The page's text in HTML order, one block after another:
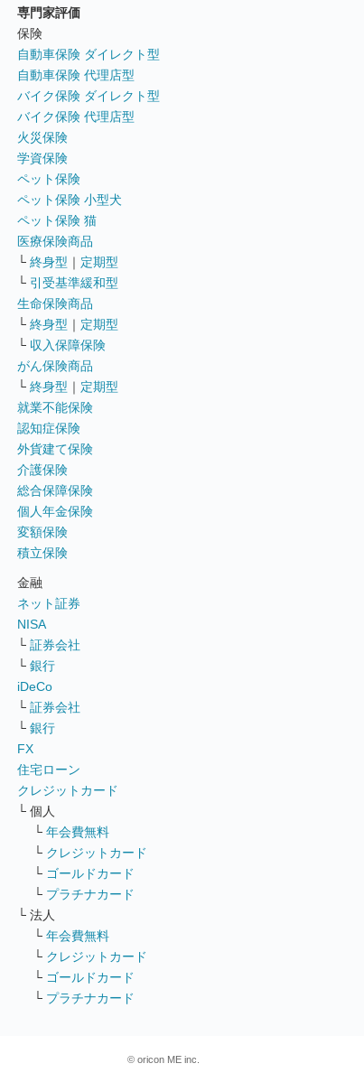
専門家評価
保険
自動車保険 ダイレクト型
自動車保険 代理店型
バイク保険 ダイレクト型
バイク保険 代理店型
火災保険
学資保険
ペット保険
ペット保険 小型犬
ペット保険 猫
医療保険商品
└ 終身型 ｜ 定期型
└ 引受基準緩和型
生命保険商品
└ 終身型 ｜ 定期型
└ 収入保障保険
がん保険商品
└ 終身型 ｜ 定期型
就業不能保険
認知症保険
外貨建て保険
介護保険
総合保障保険
個人年金保険
変額保険
積立保険
金融
ネット証券
NISA
└ 証券会社
└ 銀行
iDeCo
└ 証券会社
└ 銀行
FX
住宅ローン
クレジットカード
└ 個人
└ 年会費無料
└ クレジットカード
└ ゴールドカード
└ プラチナカード
└ 法人
└ 年会費無料
└ クレジットカード
└ ゴールドカード
└ プラチナカード
© oricon ME inc.